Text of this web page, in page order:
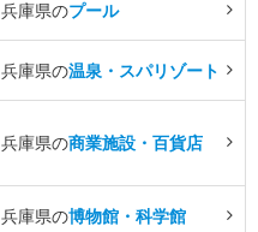
兵庫県のプール
兵庫県の温泉・スパリゾート
兵庫県の商業施設・百貨店
兵庫県の博物館・科学館